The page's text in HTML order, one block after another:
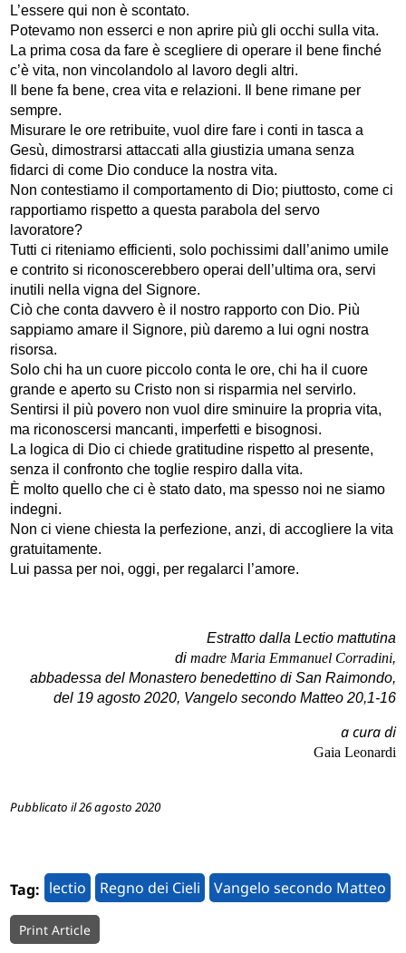
L’essere qui non è scontato.
Potevamo non esserci e non aprire più gli occhi sulla vita.
La prima cosa da fare è scegliere di operare il bene finché
c’è vita, non vincolandolo al lavoro degli altri.
Il bene fa bene, crea vita e relazioni. Il bene rimane per
sempre.
Misurare le ore retribuite, vuol dire fare i conti in tasca a
Gesù, dimostrarsi attaccati alla giustizia umana senza
fidarci di come Dio conduce la nostra vita.
Non contestiamo il comportamento di Dio; piuttosto, come ci
rapportiamo rispetto a questa parabola del servo
lavoratore?
Tutti ci riteniamo efficienti, solo pochissimi dall’animo umile
e contrito si riconoscerebbero operai dell’ultima ora, servi
inutili nella vigna del Signore.
Ciò che conta davvero è il nostro rapporto con Dio. Più
sappiamo amare il Signore, più daremo a lui ogni nostra
risorsa.
Solo chi ha un cuore piccolo conta le ore, chi ha il cuore
grande e aperto su Cristo non si risparmia nel servirlo.
Sentirsi il più povero non vuol dire sminuire la propria vita,
ma riconoscersi mancanti, imperfetti e bisognosi.
La logica di Dio ci chiede gratitudine rispetto al presente,
senza il confronto che toglie respiro dalla vita.
È molto quello che ci è stato dato, ma spesso noi ne siamo
indegni.
Non ci viene chiesta la perfezione, anzi, di accogliere la vita
gratuitamente.
Lui passa per noi, oggi, per regalarci l’amore.
Estratto dalla Lectio mattutina
di madre Maria Emmanuel Corradini,
abbadessa del Monastero benedettino di San Raimondo,
del 19 agosto 2020, Vangelo secondo Matteo 20,1-16
a cura di
Gaia Leonardi
Pubblicato il 26 agosto 2020
Tag: lectio Regno dei Cieli Vangelo secondo Matteo
Print Article